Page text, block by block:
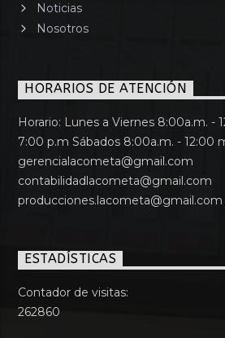
Noticias
Nosotros
HORARIOS DE ATENCIÓN
Horario: Lunes a Viernes 8:00a.m. -
7:00 p.m Sábados 8:00a.m. - 12:00
gerencialacometa@gmail.com
contabilidadlacometa@gmail.com
producciones.lacometa@gmail.com
ESTADÍSTICAS
Contador de visitas:
262860